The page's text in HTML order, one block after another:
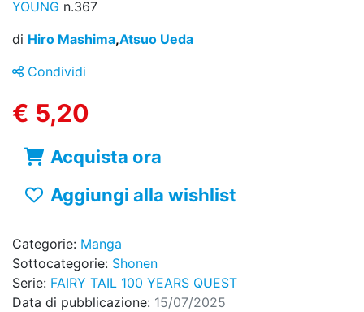
YOUNG n.367
di Hiro Mashima,Atsuo Ueda
Condividi
€ 5,20
Acquista ora
Aggiungi alla wishlist
Categorie: Manga
Sottocategorie: Shonen
Serie: FAIRY TAIL 100 YEARS QUEST
Data di pubblicazione: 15/07/2025